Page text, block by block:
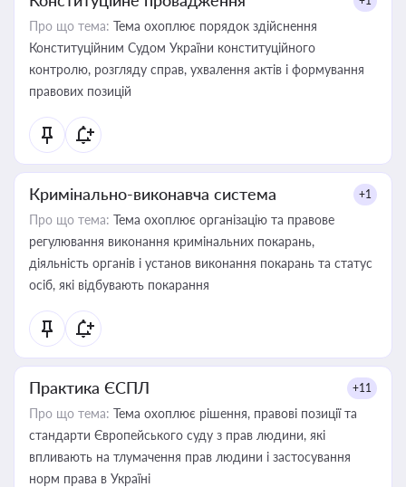
Про що тема: Тема охоплює порядок здійснення
Конституційним Судом України конституційного
контролю, розгляду справ, ухвалення актів і формування
правових позицій
Кримінально-виконавча система +1
Про що тема: Тема охоплює організацію та правове
регулювання виконання кримінальних покарань,
діяльність органів і установ виконання покарань та статус
осіб, які відбувають покарання
Практика ЄСПЛ +11
Про що тема: Тема охоплює рішення, правові позиції та
стандарти Європейського суду з прав людини, які
впливають на тлумачення прав людини і застосування
норм права в Україні